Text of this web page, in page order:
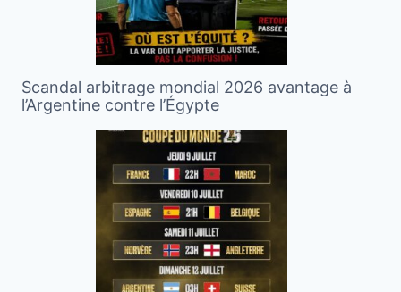
Scandal arbitrage mondial 2026 avantage à
l’Argentine contre l’Égypte